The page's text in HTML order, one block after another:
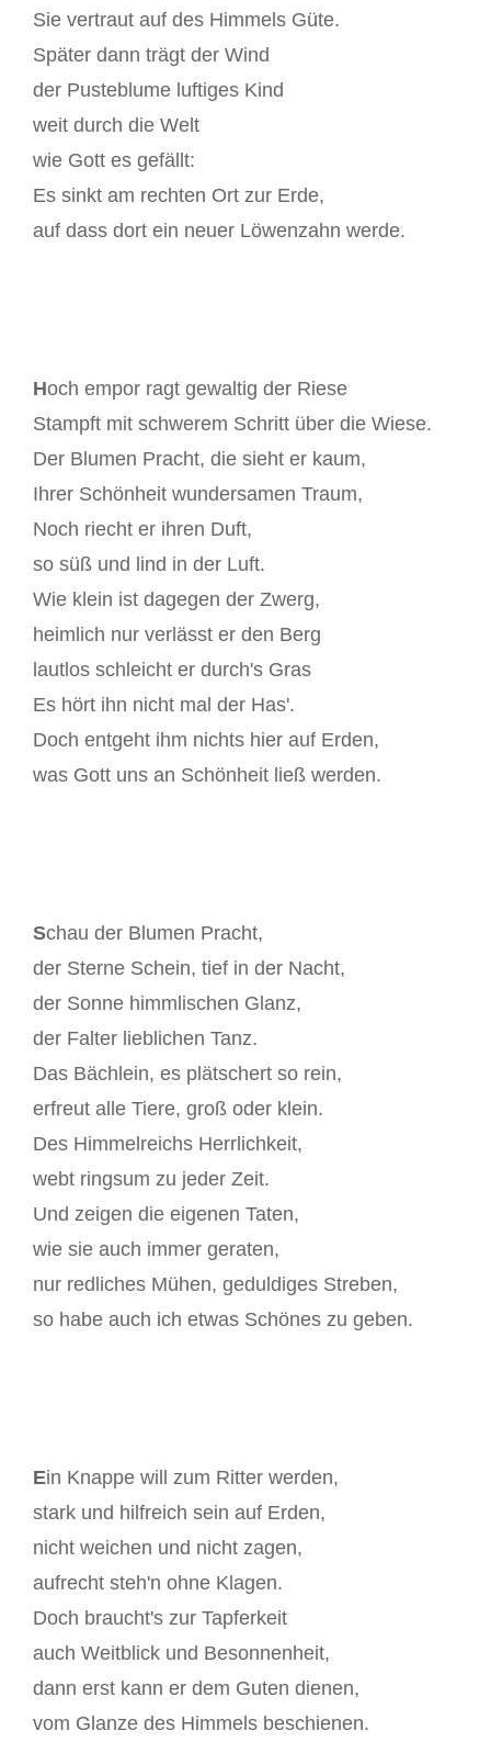
Sie vertraut auf des Himmels Güte.
Später dann trägt der Wind
der Pusteblume luftiges Kind
weit durch die Welt
wie Gott es gefällt:
Es sinkt am rechten Ort zur Erde,
auf dass dort ein neuer Löwenzahn werde.
Hoch empor ragt gewaltig der Riese
Stampft mit schwerem Schritt über die Wiese.
Der Blumen Pracht, die sieht er kaum,
Ihrer Schönheit wundersamen Traum,
Noch riecht er ihren Duft,
so süß und lind in der Luft.
Wie klein ist dagegen der Zwerg,
heimlich nur verlässt er den Berg
lautlos schleicht er durch's Gras
Es hört ihn nicht mal der Has'.
Doch entgeht ihm nichts hier auf Erden,
was Gott uns an Schönheit ließ werden.
Schau der Blumen Pracht,
der Sterne Schein, tief in der Nacht,
der Sonne himmlischen Glanz,
der Falter lieblichen Tanz.
Das Bächlein, es plätschert so rein,
erfreut alle Tiere, groß oder klein.
Des Himmelreichs Herrlichkeit,
webt ringsum zu jeder Zeit.
Und zeigen die eigenen Taten,
wie sie auch immer geraten,
nur redliches Mühen, geduldiges Streben,
so habe auch ich etwas Schönes zu geben.
Ein Knappe will zum Ritter werden,
stark und hilfreich sein auf Erden,
nicht weichen und nicht zagen,
aufrecht steh'n ohne Klagen.
Doch braucht's zur Tapferkeit
auch Weitblick und Besonnenheit,
dann erst kann er dem Guten dienen,
vom Glanze des Himmels beschienen.